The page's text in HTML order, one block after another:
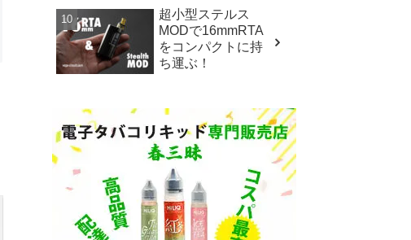
超小型ステルス
MODで16mmRTA
をコンパクトに持
ち運ぶ！